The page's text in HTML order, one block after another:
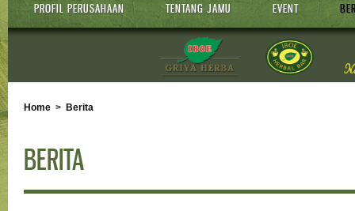
PROFIL PERUSAHAAN TENTANG JAMU EVENT
Home > Berita
BERITA